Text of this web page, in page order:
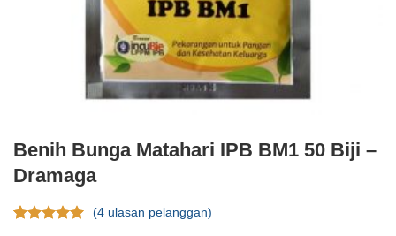
Benih Bunga Matahari IPB BM1 50 Biji –
Dramaga
(4 ulasan pelanggan)